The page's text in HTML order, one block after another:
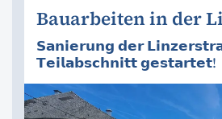
Bauarbeiten in der
𝗦𝗮𝗻𝗶𝗲𝗿𝘂𝗻𝗴 𝗱𝗲𝗿
𝗧𝗲𝗶𝗹𝗮𝗯𝘀𝗰𝗵𝗻𝗶𝘁𝘁 𝗴𝗲𝘀𝘁𝗮𝗿𝘁𝗲𝘁!